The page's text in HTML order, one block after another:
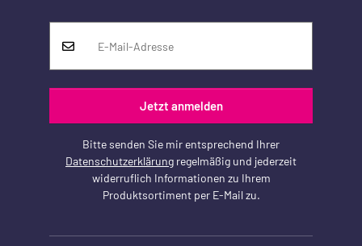
Jetzt anmelden
Bitte senden Sie mir entsprechend Ihrer
Datenschutzerklärung regelmäßig und jederzeit
widerruflich Informationen zu Ihrem
Produktsortiment per E-Mail zu.